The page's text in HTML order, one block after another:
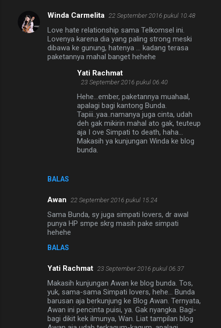
Winda Carmelita 22 September 2016 pukul 10.48
Love hate relationship sama Telkomsel ini.
Lovenya karena dia yang paling strong meski
dibawa ke gunung, hatenya ... kadang terasa
paketannya mahal banget hehehe
BALAS
Yati Rachmat
23 September 2016 pukul 06.40
Hehe...ember, paketannya muahaal,
apalagi bagi kantong Bunda.
Tapiii..yaa..namanya juga cinta, udah
deh gak mikirin mahal ato gak, teuteup
aja I ove Simpati to death, haha...
Makasih ya kunjungan Winda ke blog
bunda.
Awan 22 September 2016 pukul 15.24
Sama Bunda, sy juga simpati lovers, dr awal
punya HP smpe skrg masih pake simpati
hehehe
BALAS
Yati Rachmat 23 September 2016 pukul 06.37
Makasih kunjungan Awan ke blog bunda. Tos,
yuk, sama-sama Simpati lovers, hehe... Bunda
barusan aja berkunjung ke Blog Awan. Ternyata,
Awan ini pencinta puisi, ya. Gak nyangka. Bagi-
bagi dikit kek ilmunya, Wan. Liat tampilan blog